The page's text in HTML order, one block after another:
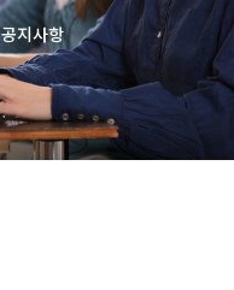
공지사항